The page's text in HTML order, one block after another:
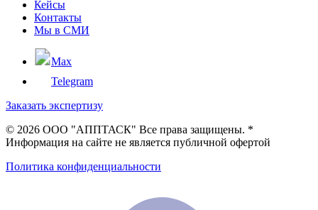
Кейсы
Контакты
Мы в СМИ
Max
Telegram
Заказать экспертизу
© 2026 ООО "АППТАСК" Все права защищены. *
Информация на сайте не является публичной офертой
Политика конфиденциальности